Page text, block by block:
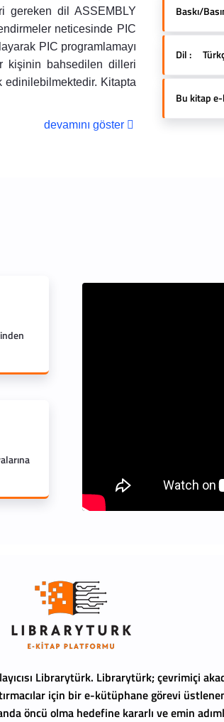
gereken dil ASSEMBLY
neticesinde PIC
PIC programlamayı
kişinin bahsedilen dilleri
edinilebilmektedir. Kitapta
devamını göster
Baskı/
Dil :
Bu kitap
Librarytürk. Librarytürk; çevrimiçi
için bir e-kütüphane görevi
öncü olma hedefine kararlı ve emin